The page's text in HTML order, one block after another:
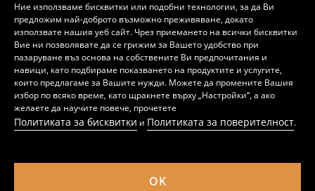
Ние използваме бисквитки или подобни технологии, за да Ви
предложим най-доброто възможно преживяване, докато
използвате нашия уеб сайт. Чрез приемането на всички бисквитки
Вие ни позволявате да се грижим за Вашето удобство при
пазаруване въз основа на собствените Ви предпочитания и
навици, като подбираме показването на продуктите и услугите,
които предлагаме за Вашите нужди. Можете да промените Вашия
избор по всяко време, като щракнете върху „Настройки“, а ако
желаете да научите повече, прочетете
Политиката за бисквитки и Политиката за поверителност.
OK